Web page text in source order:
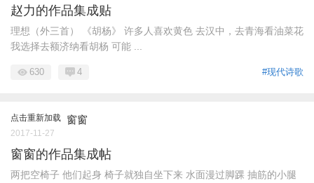
赵力的作品集成贴
理想（外三首） 《胡杨》 许多人喜欢黄色 去汉中，去青海看油菜花
我选择去额济纳看胡杨 可能 ...
#现代诗歌
630 4
点击重新加载 窗窗
2017-11-27
窗窗的作品集成帖
两把空椅子 他们起身 椅子就独自坐下来 水面漫过脚踝 抽筋的小腿